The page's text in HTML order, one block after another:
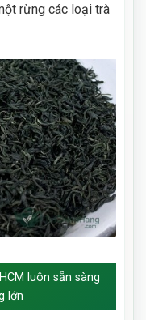
rừng các loại trà
luôn sẵn sàng
lớn